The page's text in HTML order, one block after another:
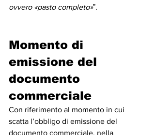
ovvero «pasto completo»ˮ.
Momento di
emissione del
documento
commerciale
Con riferimento al momento in cui
scatta l’obbligo di emissione del
documento commerciale, nella